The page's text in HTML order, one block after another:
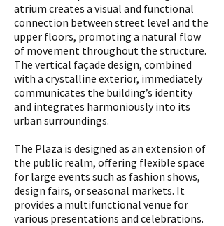
atrium creates a visual and functional
connection between street level and the
upper floors, promoting a natural flow
of movement throughout the structure.
The vertical façade design, combined
with a crystalline exterior, immediately
communicates the building’s identity
and integrates harmoniously into its
urban surroundings.
The Plaza is designed as an extension of
the public realm, offering flexible space
for large events such as fashion shows,
design fairs, or seasonal markets. It
provides a multifunctional venue for
various presentations and celebrations.